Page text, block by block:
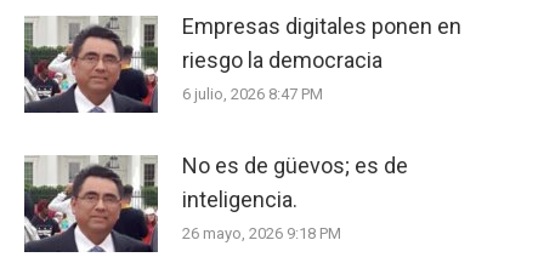
Empresas digitales ponen en
riesgo la democracia
6 julio, 2026 8:47 PM
No es de güevos; es de
inteligencia.
26 mayo, 2026 9:18 PM